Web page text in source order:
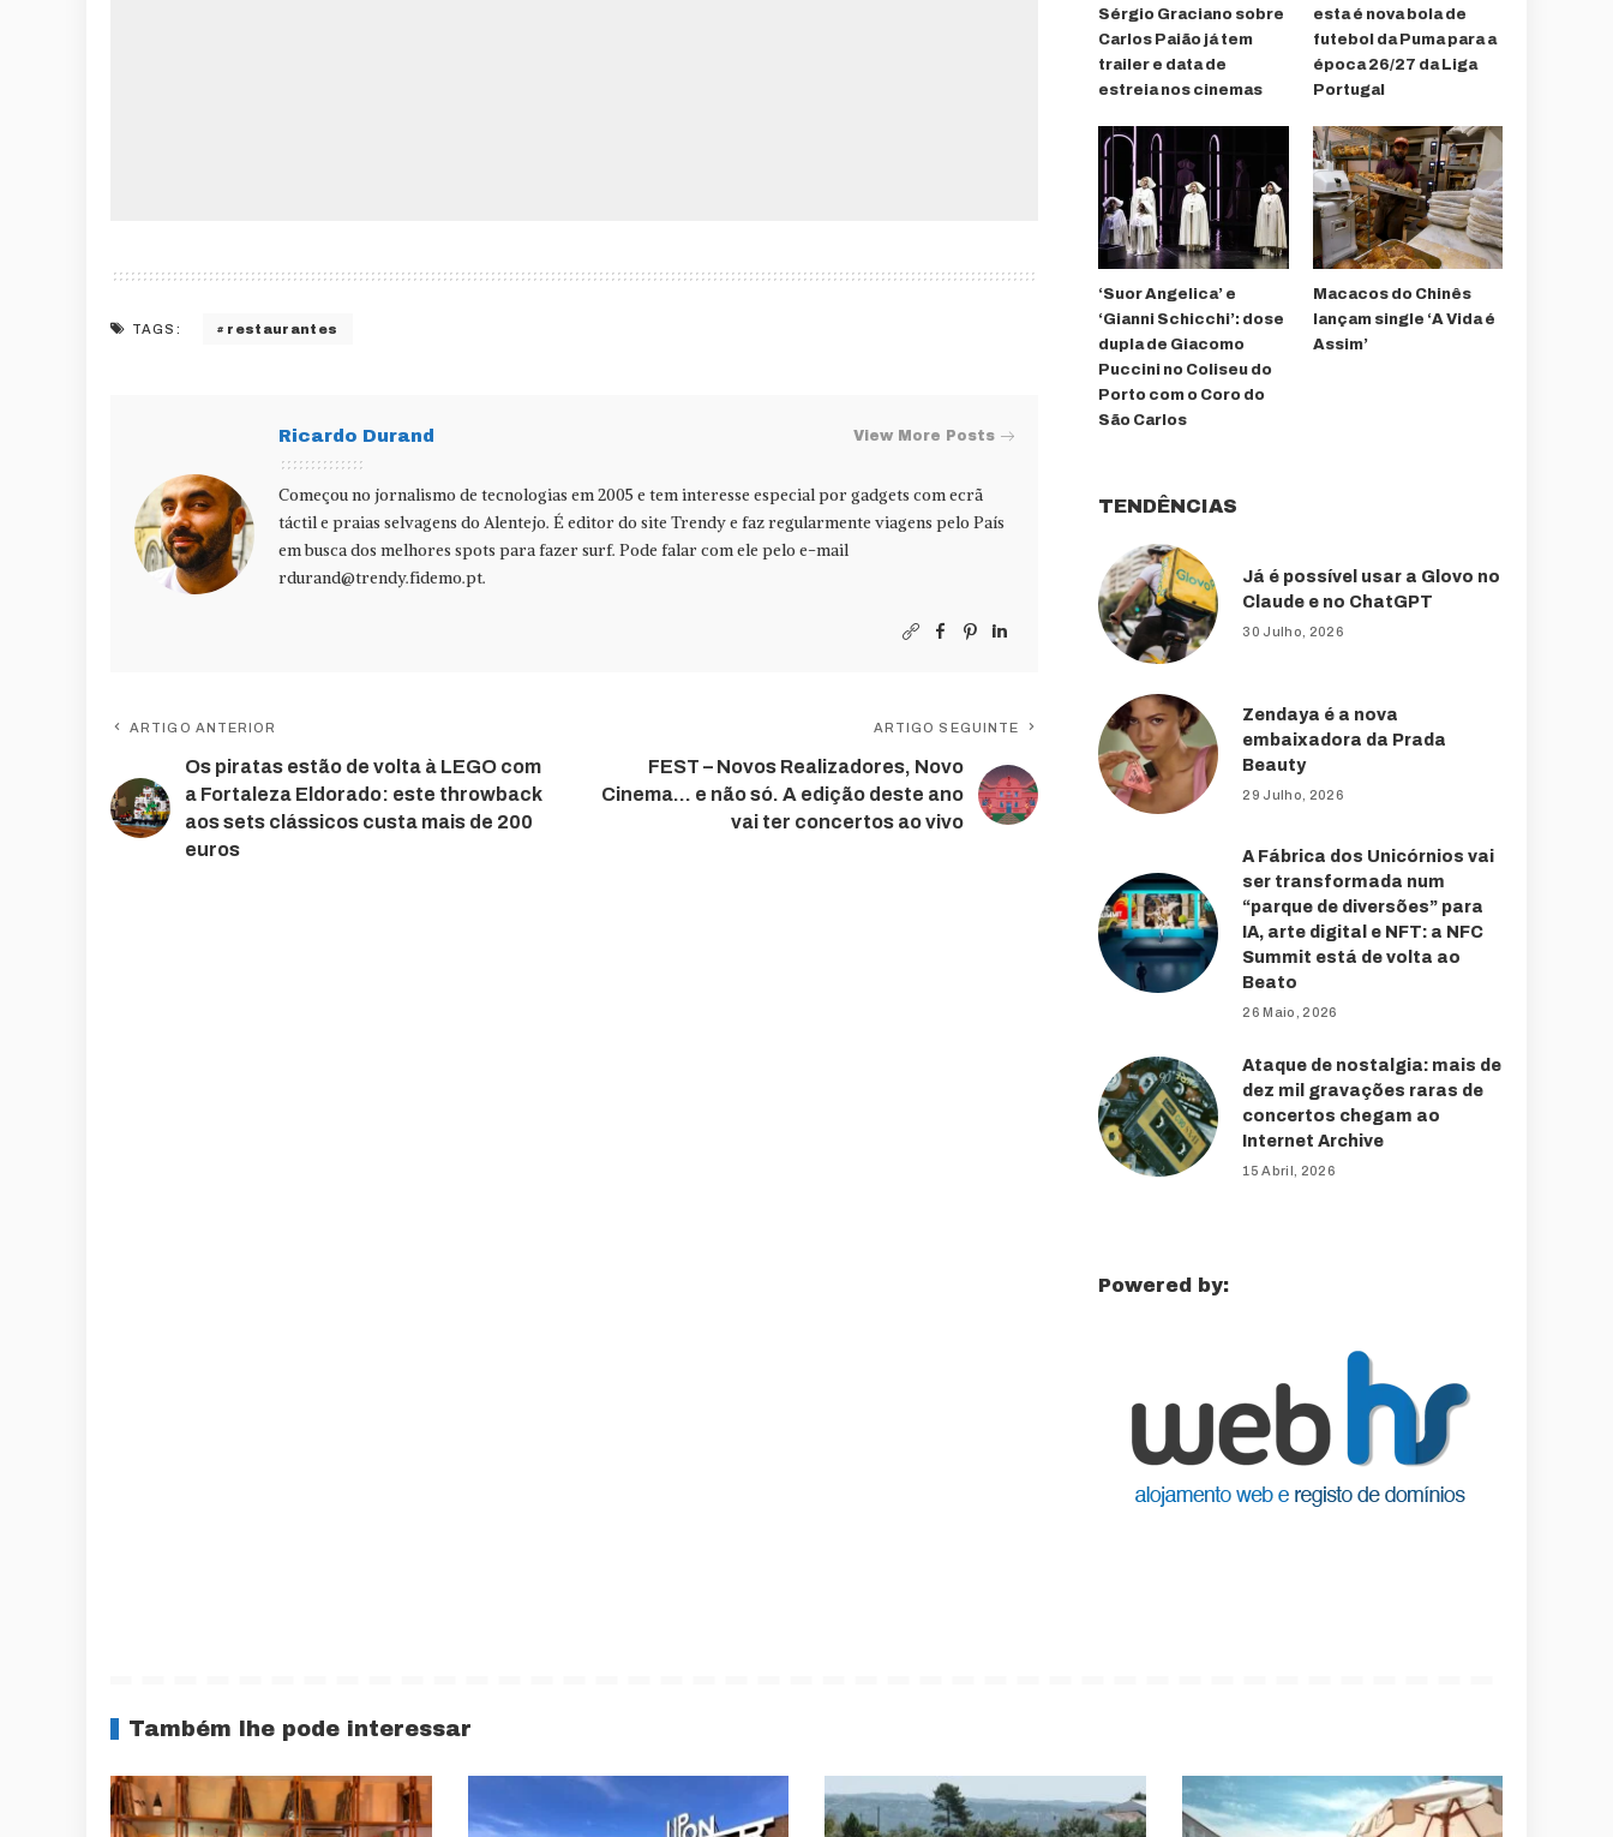
TAGS: restaurantes
Ricardo Durand View More Posts
Começou no jornalismo de tecnologias em 2005 e tem interesse especial por gadgets com ecrã
táctil e praias selvagens do Alentejo. É editor do site Trendy e faz regularmente viagens pelo País
em busca dos melhores spots para fazer surf. Pode falar com ele pelo e-mail
rdurand@trendy.fidemo.pt.
ARTIGO ANTERIOR
Os piratas estão de volta à LEGO com
a Fortaleza Eldorado: este throwback
aos sets clássicos custa mais de 200
euros
ARTIGO SEGUINTE
FEST – Novos Realizadores, Novo
Cinema… e não só. A edição deste ano
vai ter concertos ao vivo
Sérgio Graciano sobre
Carlos Paião já tem
trailer e data de
estreia nos cinemas
esta é nova bola de
futebol da Puma para a
época 26/27 da Liga
Portugal
‘Suor Angelica’ e
‘Gianni Schicchi’: dose
dupla de Giacomo
Puccini no Coliseu do
Porto com o Coro do
São Carlos
Macacos do Chinês
lançam single ‘A Vida é
Assim’
TENDÊNCIAS
Já é possível usar a Glovo no
Claude e no ChatGPT
30 Julho, 2026
Zendaya é a nova
embaixadora da Prada
Beauty
29 Julho, 2026
A Fábrica dos Unicórnios vai
ser transformada num
“parque de diversões” para
IA, arte digital e NFT: a NFC
Summit está de volta ao
Beato
26 Maio, 2026
Ataque de nostalgia: mais de
dez mil gravações raras de
concertos chegam ao
Internet Archive
15 Abril, 2026
Powered by:
Também lhe pode interessar